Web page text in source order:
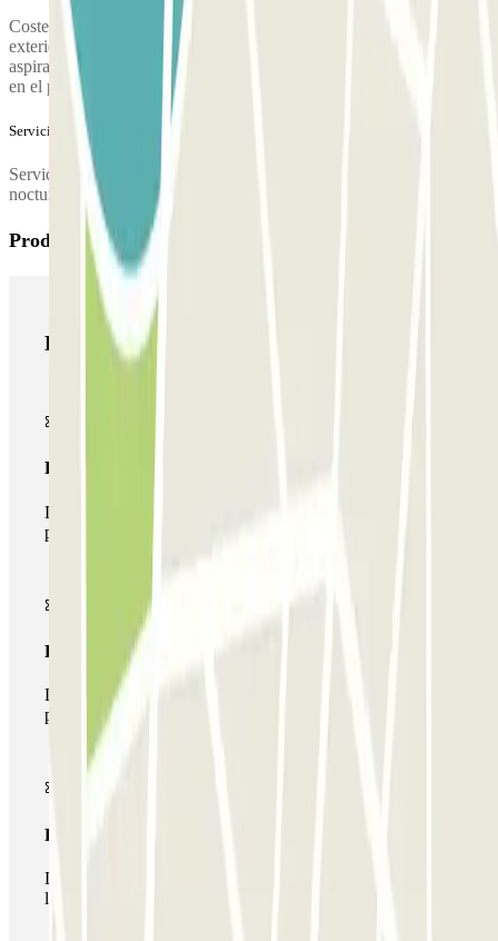
Coste adicional lavado coche a contratar en el parking: - Lavado
exterior 10€ - Lavado interior y exterior 25€ - Lavado exterior y
aspirado interior 15€ Servicio a terminal 4: 15€ suplemento a pagar
en el parking.
Servicios extra (no incluidos en el precio)
Servicios entre las 01:00am – 05:00am se cobran 10 euros por
nocturnidad en el mismo parking
Productos de Parclick
Productos de Parclick
Pase básico
Durante tu estancia podrás entrar y salir una única vez al
parking
Pase multiparking
Durante tu estancia podrás hacer uso de toda la red de
parkings de este operador disponibles en Parclick.
Pase ilimitado
Durante tu estancia podrás entrar y salir del parking todas
las veces que quieras.